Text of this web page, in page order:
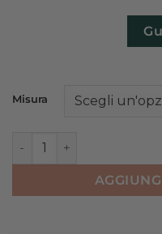
Misura
ANELLO MINI